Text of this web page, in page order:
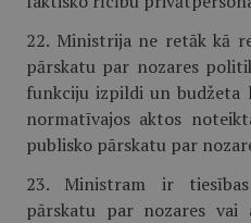
22. Ministrija ne retāk kā
pārskatu par nozares
funkciju izpildi un budžeta
normatīvajos aktos
publisko pārskatu par
23. Ministram ir
pārskatu par nozares vai